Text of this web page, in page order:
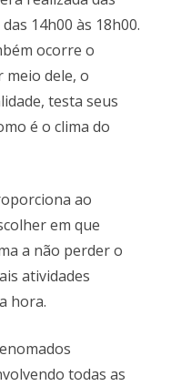
14h00 às 18h00.
ocorre o
meio dele, o
testa seus
é o clima do
ao
em que
a não perder o
atividades
hora.
todas as